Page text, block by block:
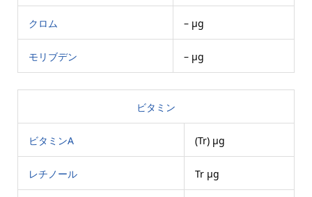
クロム – μg
モリブデン – μg
ビタミン
ビタミンA (Tr) μg
レチノール Tr μg